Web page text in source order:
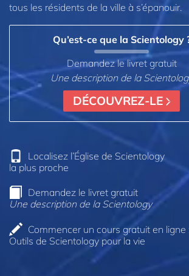
tous les résidents de la ville à s’épanouir.
Qu’est-ce que la Scientology
Demandez le livret gratuit
Une description de la
DÉCOUVREZ-LE
Localisez l’Église de Scientology
la plus proche
Demandez le livret gratuit
Une description de la Scientology
Commencer un cours gratuit en ligne
Outils de Scientology pour la vie